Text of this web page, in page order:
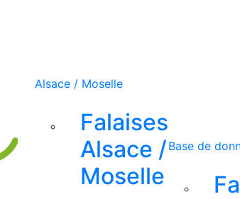
Alsace / Moselle
Falaises
Alsace /
Moselle
Base de